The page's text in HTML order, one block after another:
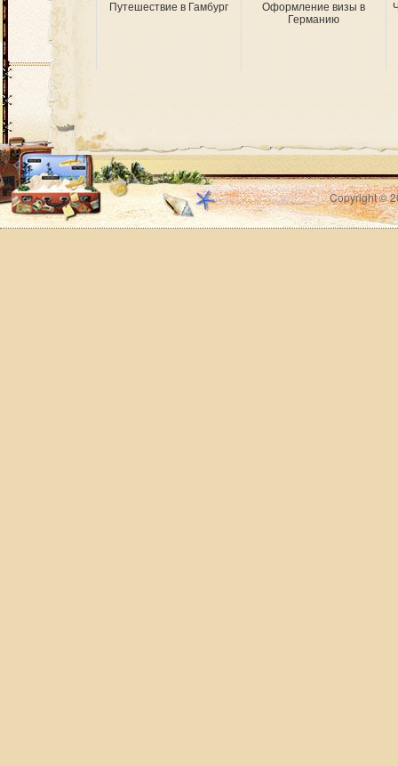
Путешествие в Гамбург
Оформление визы в
Германию
Copyright ©